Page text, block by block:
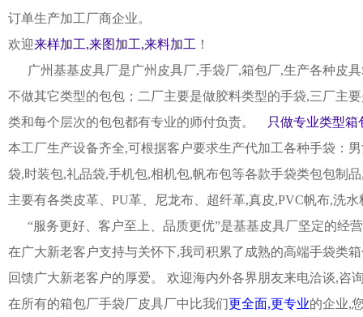
订单生产加工厂商企业。
欢迎来样加工,来图加工,来料加工 ！
广州基基皮具厂是广州皮具厂,手袋厂,箱包厂,生产各种皮
不做其它类型的包包；二厂主要是做胶料类型的手袋,三厂主
类和每个层次的包包都有专业的师付负责。
只做专业类型箱
本工厂生产设备齐全,可根据客户要求生产代加工各种手袋：
袋,时装包,礼品袋,手机包,相机包,帆布包等各款手袋类包包制
主要有各类皮革、PU革、尼龙布、超纤革,真皮,PVC帆布,洗
“服务更好、客户至上、品质更优”是基基皮具厂坚定的经
在广大新老客户支持与关怀下,我司积累了成熟的高端手袋类
回馈广大新老客户的厚爱。 欢迎海内外各界朋友来电洽谈,咨
在所有的箱包厂手袋厂皮具厂中比我们更全面,更专业的企业,